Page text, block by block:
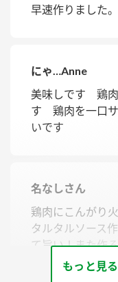
早速作りました
にゃ…Anne
美味しです 鶏肉
す 鶏肉を一口サ
いです
名なしさん
鶏肉にこんがり
タルタルソース
て旨い！また作
もっと見る